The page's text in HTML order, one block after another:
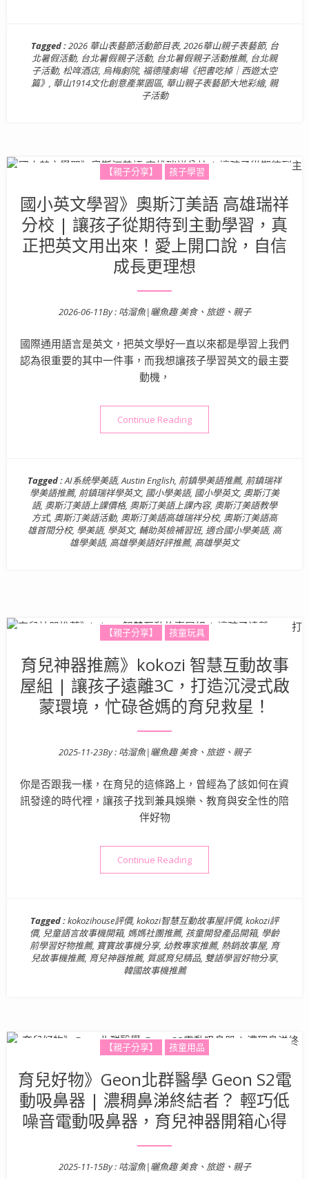
Tagged :2026 華山表藝節活動節目表, 2026華山親子表藝節, 台
北暑假活動, 台北暑假親子活動, 台北暑假親子活動推薦, 台北親
子活動, 松哖酒店, 烏梅劇院, 福德隆劇場《把書吃掉｜西遊太空
篇》 , 華山1914文化創意產業園區, 華山親子表藝節大地彩繪, 親
子活動
【親子分享】 孩子學習
國小英文學習》奧斯汀美語 高雄瑞祥
分校 | 讓孩子從期待到主動學習，真
正把英文用出來！愛上開口說，自信
成長更理想
Posted on
2026-06-11By : 咕溜魚|曬魚趣 美食、旅遊、親子
國際通用語言是英文，把英文學好一直以來都是學習上我們
認為很重要的其中一件事，而我想讓孩子學習英文的最主要
動機，
Continue Reading“國小英文學習》奧斯汀美語
Tagged :AI系統學美語,Austin English, 前鎮學美語推薦, 前鎮瑞祥
學美語推薦, 前鎮瑞祥學英文, 國小學美語, 國小學英文, 奧斯汀美
語, 奧斯汀美語上課價格, 奧斯汀美語上課內容, 奧斯汀美語教學
方式, 奧斯汀美語活動, 奧斯汀美語高雄瑞祥分校, 奧斯汀美語高
雄首間分校, 學美語, 學英文, 輔助英檢補習班, 適合國小學美語, 高
雄學美語, 高雄學美語好評推薦, 高雄學英文
【親子分享】 孩童玩具
育兒神器推薦》kokozi 智慧互動故事
屋組 | 讓孩子遠離3C，打造沉浸式啟
蒙環境，忙碌爸媽的育兒救星！
Posted on
2025-11-23By : 咕溜魚|曬魚趣 美食、旅遊、親子
你是否跟我一樣，在育兒的這條路上，曾經為了該如何在資
訊發達的時代裡，讓孩子找到兼具娛樂、教育與安全性的陪
伴好物
Continue Reading“育兒神器推薦》kokozi 智
Tagged :kokozihouse評價, kokozi智慧互動故事屋評價, kokozi評
價, 兒童語言故事機開箱, 媽媽社團推薦, 孩童開發產品開箱, 學齡
前學習好物推薦, 寶寶故事機分享, 幼教專家推薦, 熱銷故事屋, 育
兒故事機推薦, 育兒神器推薦, 質感育兒精品, 雙語學習好物分享,
韓國故事機推薦
【親子分享】 孩童用品
育兒好物》Geon北群醫學 Geon S2電
動吸鼻器 | 濃稠鼻涕終結者？ 輕巧低
噪音電動吸鼻器，育兒神器開箱心得
Posted on
2025-11-15By : 咕溜魚|曬魚趣 美食、旅遊、親子